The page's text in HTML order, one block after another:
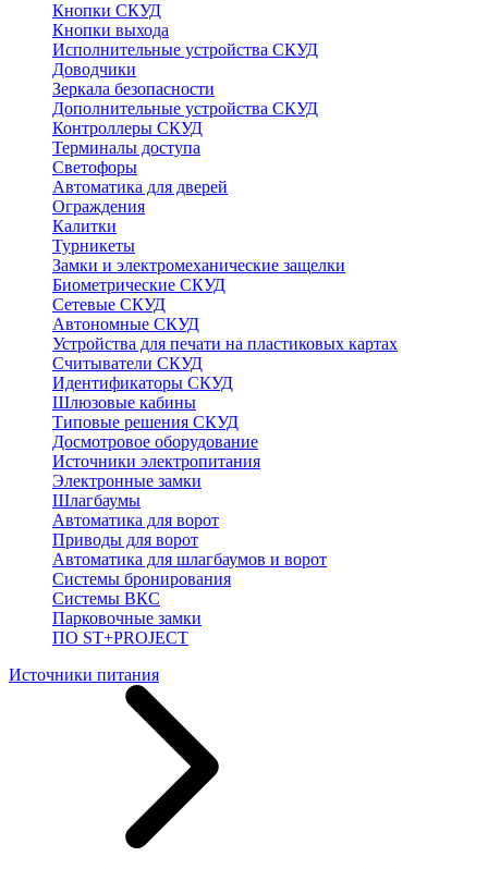
Кнопки СКУД
Кнопки выхода
Исполнительные устройства СКУД
Доводчики
Зеркала безопасности
Дополнительные устройства СКУД
Контроллеры СКУД
Терминалы доступа
Светофоры
Автоматика для дверей
Ограждения
Калитки
Турникеты
Замки и электромеханические защелки
Биометрические СКУД
Сетевые СКУД
Автономные СКУД
Устройства для печати на пластиковых картах
Считыватели СКУД
Идентификаторы СКУД
Шлюзовые кабины
Типовые решения СКУД
Досмотровое оборудование
Источники электропитания
Электронные замки
Шлагбаумы
Автоматика для ворот
Приводы для ворот
Автоматика для шлагбаумов и ворот
Системы бронирования
Системы ВКС
Парковочные замки
ПО ST+PROJECT
Источники питания